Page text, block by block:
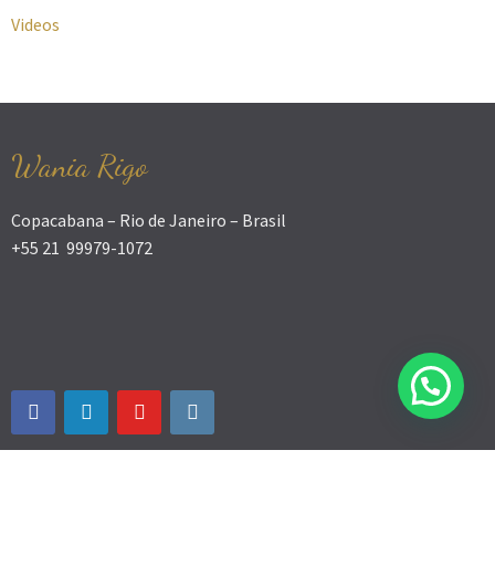
Videos
Wania Rigo
Copacabana – Rio de Janeiro – Brasil
+55 21 99979-1072